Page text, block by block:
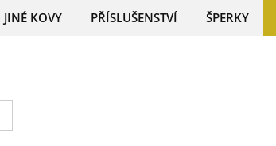
JINÉ KOVY PŘÍSLUŠENSTVÍ ŠPERKY